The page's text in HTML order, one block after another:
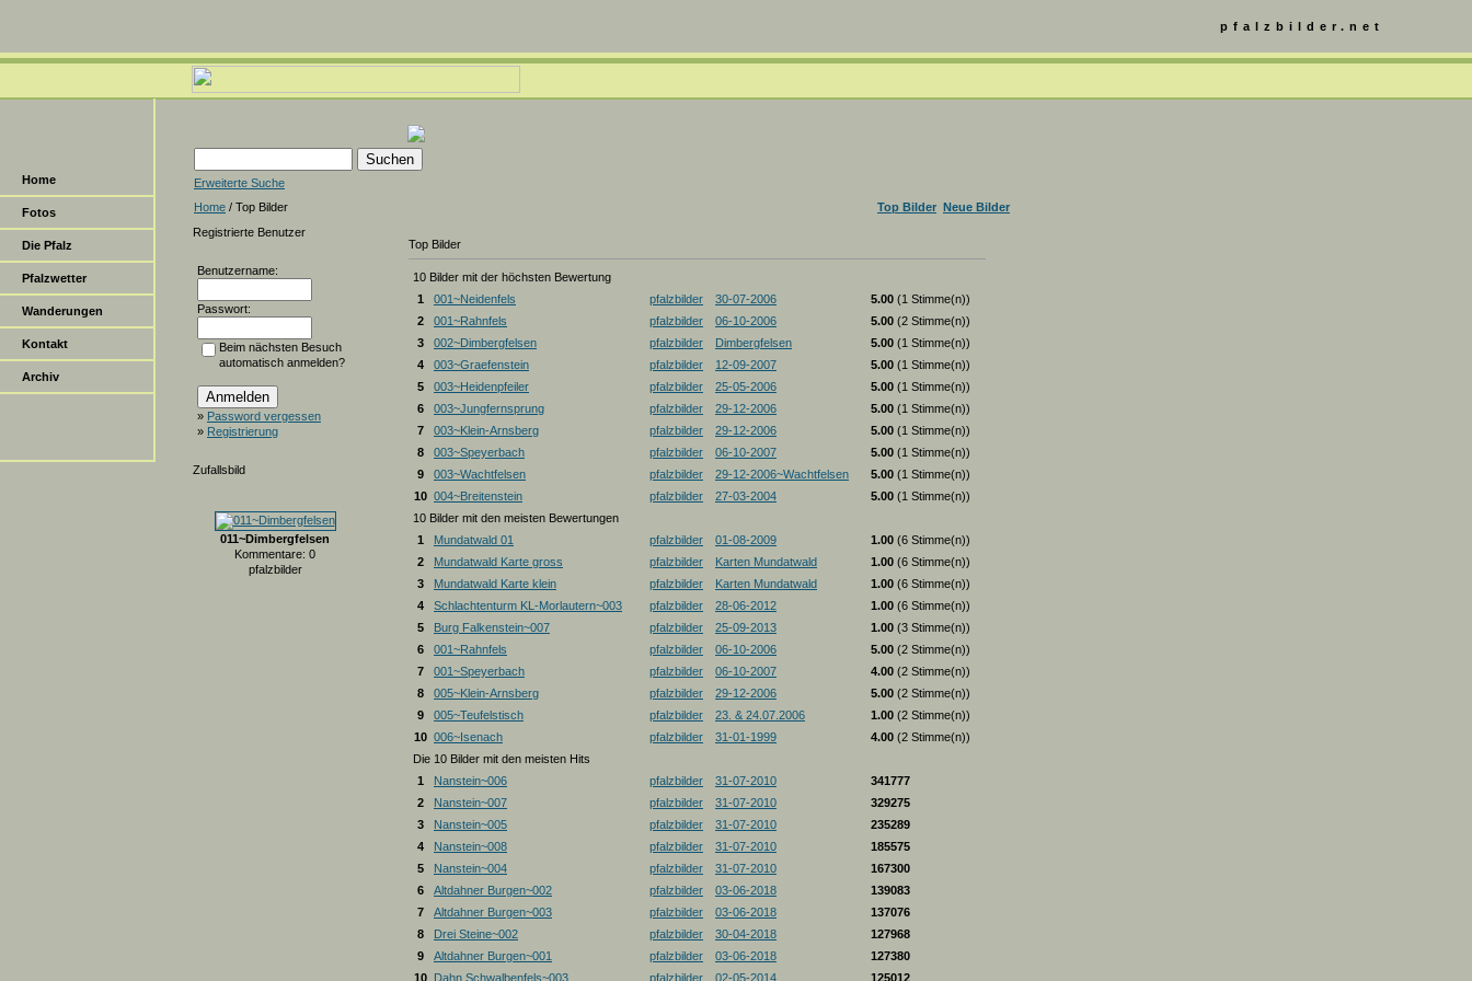
Home
Fotos
Die Pfalz
Pfalzwetter
Wanderungen
Kontakt
Archiv
pfalzbilder.net
Erweiterte Suche
Home / Top Bilder Top Bilder Neue Bilder
Registrierte Benutzer
Benutzername:
Passwort:
Beim nächsten Besuch
automatisch anmelden?
» Password vergessen
» Registrierung
Zufallsbild
011~Dimbergfelsen
Kommentare: 0
pfalzbilder
Top Bilder
10 Bilder mit der höchsten Bewertung
1
001~Neidenfels pfalzbilder 30-07-2006 5.00 (1 Stimme(n))
2
001~Rahnfels pfalzbilder 06-10-2006 5.00 (2 Stimme(n))
3
002~Dimbergfelsen pfalzbilder Dimbergfelsen 5.00 (1 Stimme(n))
4
003~Graefenstein pfalzbilder 12-09-2007 5.00 (1 Stimme(n))
5
003~Heidenpfeiler pfalzbilder 25-05-2006 5.00 (1 Stimme(n))
6
003~Jungfernsprung pfalzbilder 29-12-2006 5.00 (1 Stimme(n))
7
003~Klein-Arnsberg pfalzbilder 29-12-2006 5.00 (1 Stimme(n))
8
003~Speyerbach pfalzbilder 06-10-2007 5.00 (1 Stimme(n))
9
003~Wachtfelsen pfalzbilder 29-12-2006~Wachtfelsen 5.00 (1 Stimme(n))
10 004~Breitenstein pfalzbilder 27-03-2004 5.00 (1 Stimme(n))
10 Bilder mit den meisten Bewertungen
1
Mundatwald 01 pfalzbilder 01-08-2009 1.00 (6 Stimme(n))
2
Mundatwald Karte gross pfalzbilder Karten Mundatwald 1.00 (6 Stimme(n))
3
Mundatwald Karte klein pfalzbilder Karten Mundatwald 1.00 (6 Stimme(n))
4
Schlachtenturm KL-Morlautern~003 pfalzbilder 28-06-2012 1.00 (6 Stimme(n))
5
Burg Falkenstein~007 pfalzbilder 25-09-2013 1.00 (3 Stimme(n))
6
001~Rahnfels pfalzbilder 06-10-2006 5.00 (2 Stimme(n))
7
001~Speyerbach pfalzbilder 06-10-2007 4.00 (2 Stimme(n))
8
005~Klein-Arnsberg pfalzbilder 29-12-2006 5.00 (2 Stimme(n))
9
005~Teufelstisch pfalzbilder 23. & 24.07.2006 1.00 (2 Stimme(n))
10 006~Isenach pfalzbilder 31-01-1999 4.00 (2 Stimme(n))
Die 10 Bilder mit den meisten Hits
1
Nanstein~006 pfalzbilder 31-07-2010
341777
2
Nanstein~007 pfalzbilder 31-07-2010
329275
3
Nanstein~005 pfalzbilder 31-07-2010
235289
4
Nanstein~008 pfalzbilder 31-07-2010
185575
5
Nanstein~004 pfalzbilder 31-07-2010
167300
6
Altdahner Burgen~002 pfalzbilder 03-06-2018
139083
7
Altdahner Burgen~003 pfalzbilder 03-06-2018
137076
8
Drei Steine~002 pfalzbilder 30-04-2018
127968
9
Altdahner Burgen~001 pfalzbilder 03-06-2018
127380
10
Dahn Schwalbenfels~003 pfalzbilder 02-05-2014 125012